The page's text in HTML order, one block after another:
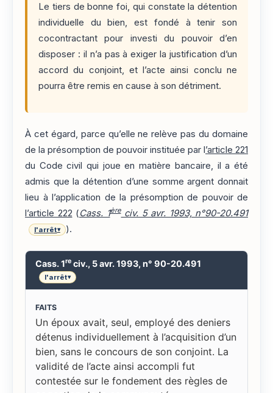
Le tiers de bonne foi, qui constate la détention
individuelle du bien, est fondé à tenir son
cocontractant pour investi du pouvoir d’en
disposer : il n’a pas à exiger la justification d’un
accord du conjoint, et l’acte ainsi conclu ne
pourra être remis en cause à son détriment.
À cet égard, parce qu’elle ne relève pas du domaine
de la présomption de pouvoir instituée par l’article 221
du Code civil qui joue en matière bancaire, il a été
admis que la détention d’une somme argent donnait
lieu à l’application de la présomption de pouvoir de
l’article 222 (Cass. 1èreciv. 5 avr. 1993, n°90-20.491
l'arrêt▾ ).
Cass. 1re civ., 5 avr. 1993, n° 90-20.491
l'arrêt▾
FAITS
Un époux avait, seul, employé des deniers
détenus individuellement à l’acquisition d’un
bien, sans le concours de son conjoint. La
validité de l’acte ainsi accompli fut
contestée sur le fondement des règles de